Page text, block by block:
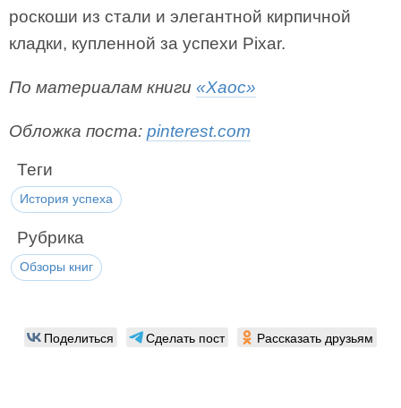
роскоши из стали и элегантной кирпичной
кладки, купленной за успехи Pixar.
По материалам книги «Хаос»
Обложка поста: pinterest.com
Теги
История успеха
Рубрика
Обзоры книг
Поделиться Сделать пост Рассказать друзьям